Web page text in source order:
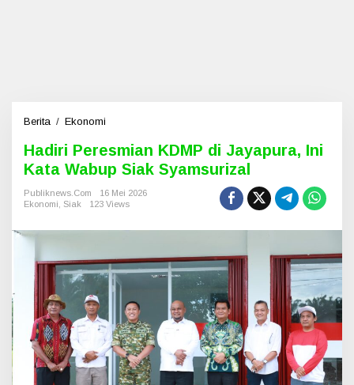
Berita / Ekonomi
d
i
r
i
e
s
m
a
n
K
D
M
Hadiri Peresmian KDMP di Jayapura, Ini
Kata Wabup Siak Syamsurizal
Publiknews.com
16 Mei 2026
Ekonomi Siak 123 Views